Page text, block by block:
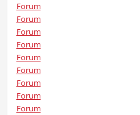
Forum
Forum
Forum
Forum
Forum
Forum
Forum
Forum
Forum